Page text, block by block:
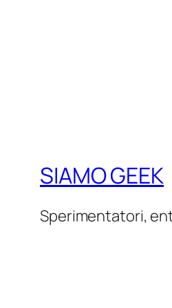
SIAMO GEEK
Sperimentatori,